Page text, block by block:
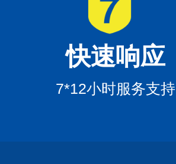
快速响应
7*12小时服务支持